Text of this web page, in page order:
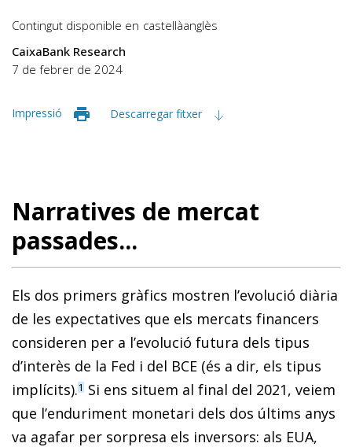
Contingut disponible en castellàanglès
CaixaBank Research
7 de febrer de 2024
Impressió Descarregar fitxer
Narratives de mercat
passades...
Els dos primers gràfics mostren l’evolució diària
de les expectatives que els mercats financers
consideren per a l’evolució futura dels tipus
d’interès de la Fed i del BCE (és a dir, els tipus
implícits).1 Si ens situem al final del 2021, veiem
que l’enduriment monetari dels dos últims anys
va agafar per sorpresa els inversors: als EUA,